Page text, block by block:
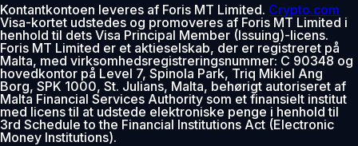
Kontantkontoen leveres af Foris MT Limited. Crypto.com
Visa-kortet udstedes og promoveres af Foris MT Limited i
henhold til dets Visa Principal Member (Issuing)-licens.
Foris MT Limited er et aktieselskab, der er registreret på
Malta, med virksomhedsregistreringsnummer: C 90348 og
hovedkontor på Level 7, Spinola Park, Triq Mikiel Ang
Borg, SPK 1000, St. Julians, Malta, behørigt autoriseret af
Malta Financial Services Authority som et finansielt institut
med licens til at udstede elektroniske penge i henhold til
3rd Schedule to the Financial Institutions Act (Electronic
Money Institutions).